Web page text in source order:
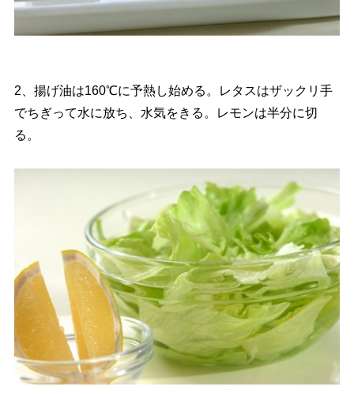
2、揚げ油は160℃に予熱し始める。レタスはザックリ手
でちぎって水に放ち、水気をきる。レモンは半分に切
る。